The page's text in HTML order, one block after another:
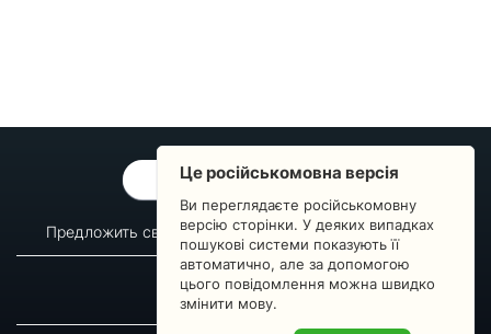
ОБРАТНАЯ СВЯЗЬ
Предложить свой вопрос Статистика изменений
О сервисе
Преподавателям
Новости
Пульс страны
Це російськомовна версія
Ви переглядаєте російськомовну
версію сторінки. У деяких випадках
пошукові системи показують її
автоматично, але за допомогою
цього повідомлення можна швидко
змінити мову.